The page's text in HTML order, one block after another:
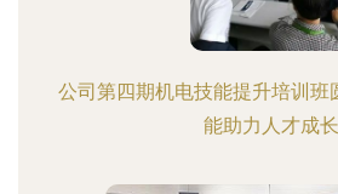
公司第四期机电技能提升培训班
能助力人才成长